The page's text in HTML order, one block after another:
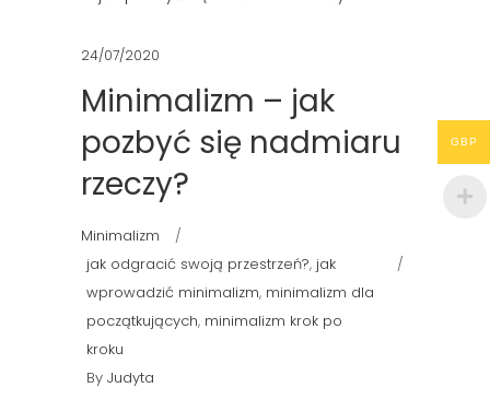
24/07/2020
Minimalizm – jak
pozbyć się nadmiaru
rzeczy?
Minimalizm
jak odgracić swoją przestrzeń?, jak
wprowadzić minimalizm, minimalizm dla
początkujących, minimalizm krok po
kroku
By Judyta
GBP